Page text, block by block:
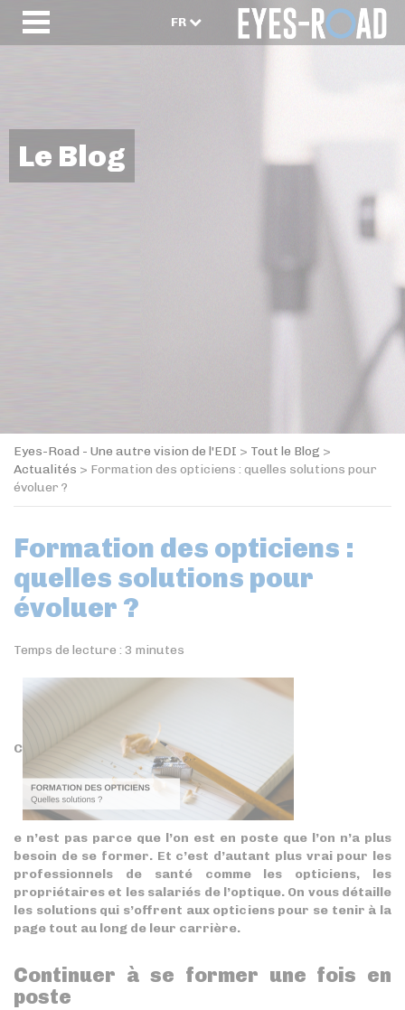
FR
Le Blog
Eyes-Road - Une autre vision de l'EDI > Tout le Blog >
Actualités > Formation des opticiens : quelles solutions pour
évoluer ?
Formation des opticiens :
quelles solutions pour
évoluer ?
Temps de lecture : 3 minutes
C
e n’est pas parce que l’on est en poste que l’on n’a plus
besoin de se former. Et c’est d’autant plus vrai pour les
professionnels de santé comme les opticiens, les
propriétaires et les salariés de l’optique. On vous détaille
les solutions qui s’offrent aux opticiens pour se tenir à la
page tout au long de leur carrière.
Continuer à se former une fois en
poste